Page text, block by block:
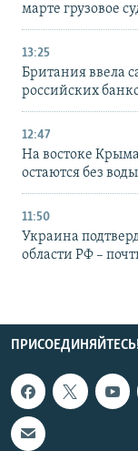
марте грузовое
13:25
Британия ввела
российских
12:47
На востоке
остаются без
11:50
Украина
области РФ –
ПРИСОЕДИНЯЙТЕСЬ!